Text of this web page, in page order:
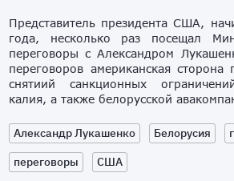
Представитель президента США,
года, несколько раз посещал
переговоры с Александром
переговоров американская
снятиий санкционных
калия, а также белорусской
Александр Лукашенко Белорусия
переговоры
США